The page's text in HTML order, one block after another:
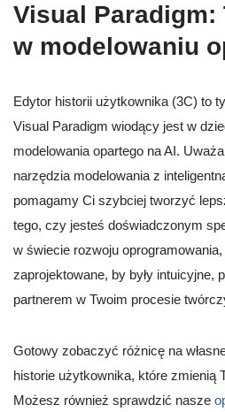
Visual Paradigm:
w modelowaniu
Edytor historii użytkownika (3C) to
Visual Paradigm wiodący jest w
modelowania opartego na AI.
narzędzia modelowania z
pomagamy Ci szybciej tworzyć
tego, czy jesteś doświadczonym
w świecie rozwoju
zaprojektowane, by były intuicyjne,
partnerem w Twoim procesie
Gotowy zobaczyć różnicę na
historie użytkownika, które zmienią
Możesz również sprawdzić nasze